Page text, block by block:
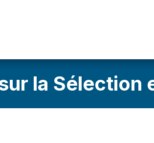
Sélection
la Sélection